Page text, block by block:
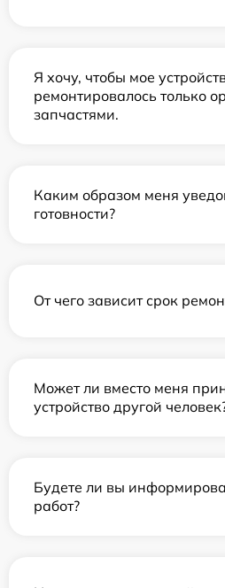
Я хочу, чтобы мое
ремонтировалось только
запчастями.
Каким образом меня
готовности?
От чего зависит срок
Может ли вместо меня
устройство другой
Будете ли вы
работ?